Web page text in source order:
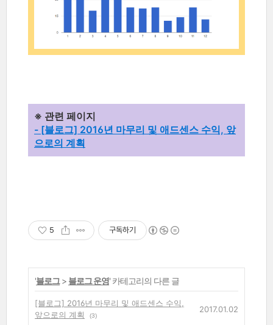
※ 관련 페이지
- [블로그] 2016년 마무리 및 애드센스 수익, 앞
으로의 계획
5 구독하기
'블로그 > 블로그 운영' 카테고리의 다른 글
[블로그] 2016년 마무리 및 애드센스 수익,
앞으로의 계획
(3)
2017.01.02